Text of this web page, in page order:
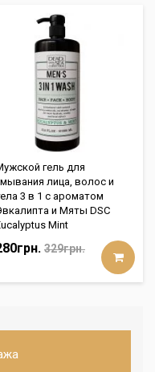
гель для
лица, волос и
3 в 1 с ароматом
и Мяты DSC
Mint
329грн.